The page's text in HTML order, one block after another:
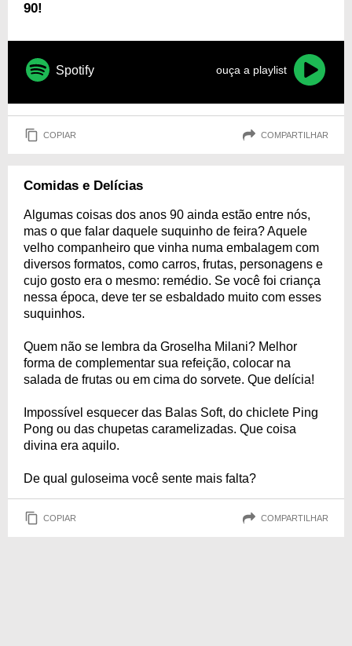
90!
Spotify ouça a playlist
COPIAR COMPARTILHAR
Comidas e Delícias
Algumas coisas dos anos 90 ainda estão entre nós,
mas o que falar daquele suquinho de feira? Aquele
velho companheiro que vinha numa embalagem com
diversos formatos, como carros, frutas, personagens e
cujo gosto era o mesmo: remédio. Se você foi criança
nessa época, deve ter se esbaldado muito com esses
suquinhos.
Quem não se lembra da Groselha Milani? Melhor
forma de complementar sua refeição, colocar na
salada de frutas ou em cima do sorvete. Que delícia!
Impossível esquecer das Balas Soft, do chiclete Ping
Pong ou das chupetas caramelizadas. Que coisa
divina era aquilo.
De qual guloseima você sente mais falta?
COPIAR COMPARTILHAR